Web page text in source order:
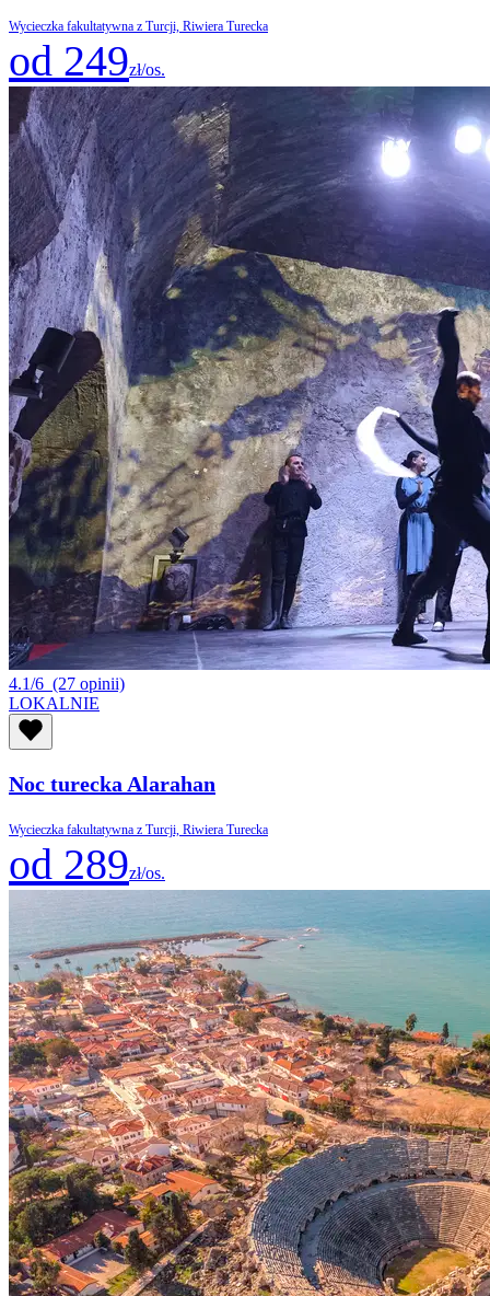
Wycieczka fakultatywna z Turcji, Riwiera Turecka
od 249zł/os.
4.1/6 (27 opinii)
LOKALNIE
Noc turecka Alarahan
Wycieczka fakultatywna z Turcji, Riwiera Turecka
od 289zł/os.